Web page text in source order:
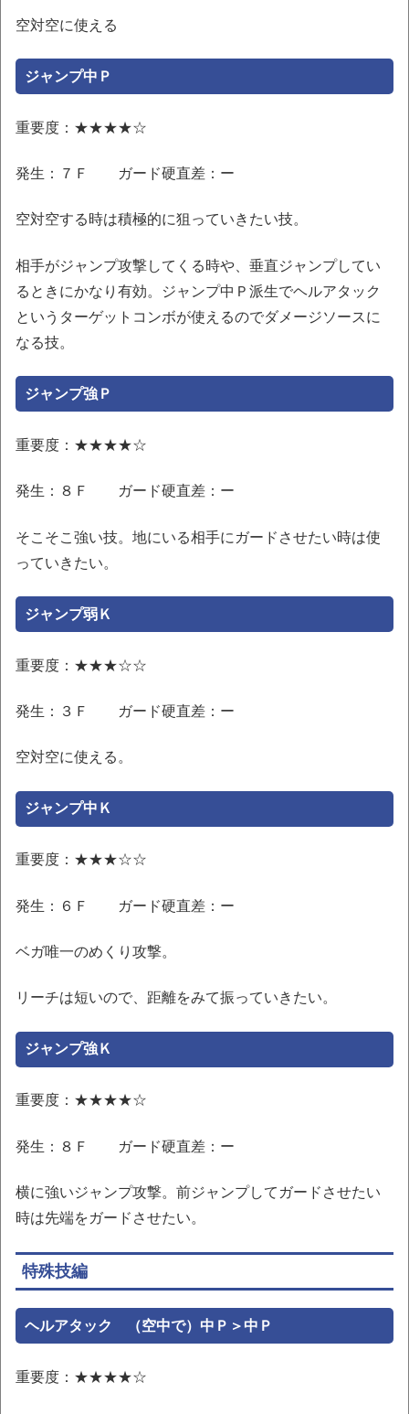
空対空に使える
ジャンプ中Ｐ
重要度：★★★★☆
発生：７Ｆ ガード硬直差：ー
空対空する時は積極的に狙っていきたい技。
相手がジャンプ攻撃してくる時や、垂直ジャンプしてい
るときにかなり有効。ジャンプ中Ｐ派生でヘルアタック
というターゲットコンボが使えるのでダメージソースに
なる技。
ジャンプ強Ｐ
重要度：★★★★☆
発生：８Ｆ ガード硬直差：ー
そこそこ強い技。地にいる相手にガードさせたい時は使
っていきたい。
ジャンプ弱Ｋ
重要度：★★★☆☆
発生：３Ｆ ガード硬直差：ー
空対空に使える。
ジャンプ中Ｋ
重要度：★★★☆☆
発生：６Ｆ ガード硬直差：ー
ベガ唯一のめくり攻撃。
リーチは短いので、距離をみて振っていきたい。
ジャンプ強Ｋ
重要度：★★★★☆
発生：８Ｆ ガード硬直差：ー
横に強いジャンプ攻撃。前ジャンプしてガードさせたい
時は先端をガードさせたい。
特殊技編
ヘルアタック （空中で）中Ｐ＞中Ｐ
重要度：★★★★☆